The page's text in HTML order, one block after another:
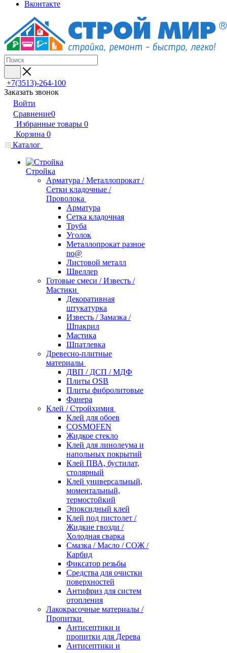
Вконтакте
+7(3513)-264-100
Заказать звонок
Войти
Сравнение0
Избранные товары 0
Корзина 0
Каталог
Стройка
Арматура / Металлопрокат /
Сетки кладочные /
Проволока
Арматура
Сетка кладочная
Труба
Уголок
Металлопрокат разное
no@
Листовой металл
Швеллер
Готовые смеси / Известь /
Мастики
Декоративная
штукатурка
Известь / Замазка /
Шпакрил
Мастика
Шпатлевка
Древесно-плитные
материалы
ДВП / ДСП / МДФ
Плиты OSB
Плиты фибролитовые
Фанера
Клей / Стройхимия
Клей для обоев
COSMOFEN
Жидкое стекло
Клей для линолеума и
напольных покрытий
Клей ПВА, бустилат,
столярный
Клей универсальный,
моментальный,
термостойкий
Эпоксидный клей
Клей под пистолет /
Жидкие гвозди /
Холодная сварка
Смазка / Масло / СОЖ /
Карбид
Фиксатор резьбы
Средства для очистки
поверхностей
Антифриз для систем
отопления
Лакокрасочные материалы /
Пропитки
Антисептики и
пропитки для Дерева
Антисептики и